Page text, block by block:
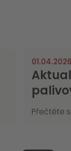
Přečtěte